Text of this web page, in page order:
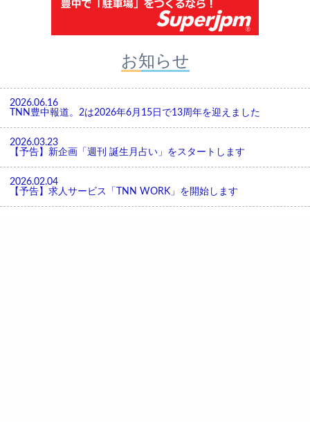
お知らせ
2026.06.16
TNN豊中報道。2は2026年6月15日で13周年を迎えました
2026.03.23
【予告】新企画「週刊 誕生月占い」をスタートします
2026.02.04
【予告】求人サービス「TNN WORK」を開始します